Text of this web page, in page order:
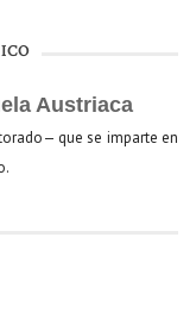
Austriaca
que se imparte en